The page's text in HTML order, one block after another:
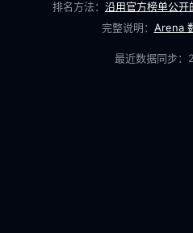
排名方法： 沿用官方榜单公
完整说明： Arena
最近数据同步：